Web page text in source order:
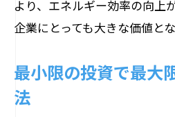
より、エネルギー効率の向上
企業にとっても大きな価値とな
最小限の投資で最大
法